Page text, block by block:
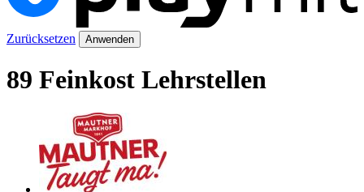
Zurücksetzen Anwenden
89 Feinkost Lehrstellen